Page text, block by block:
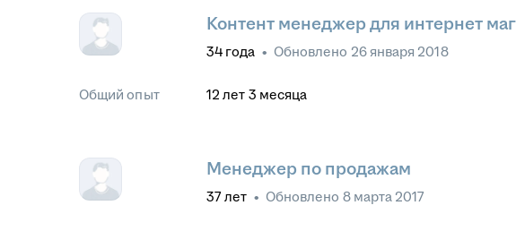
Контент менеджер для интернет
34 года • Обновлено 26 января 2018
Общий опыт 12 лет 3 месяца
Менеджер по продажам
37лет • Обновлено 8 марта 2017